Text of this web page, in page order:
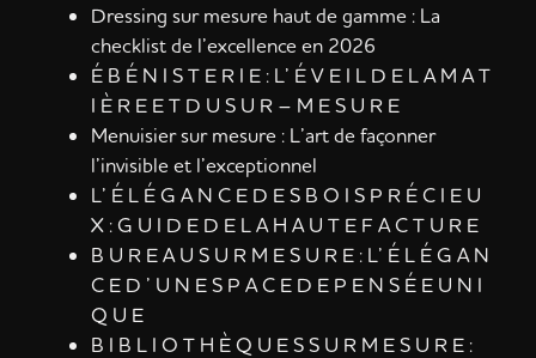
Dressing sur mesure haut de gamme : La
checklist de l’excellence en 2026
É B É N I S T E R I E : L’ É V E I L D E L A M A T
I È R E E T D U S U R – M E S U R E
Menuisier sur mesure : L’art de façonner
l’invisible et l’exceptionnel
L’ É L É G A N C E D E S B O I S P R É C I E U
X : G U I D E D E L A H A U T E F A C T U R E
B U R E A U S U R M E S U R E : L’ É L É G A N
C E D ’ U N E S P A C E D E P E N S É E U N I
Q U E
B I B L I O T H È Q U E S S U R M E S U R E :